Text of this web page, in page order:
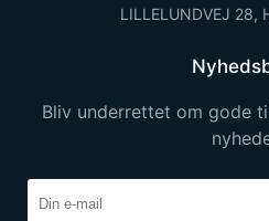
LILLELUNDVEJ 28,
Bliv underrettet om gode